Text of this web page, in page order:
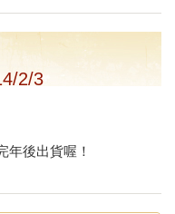
2/3
年後出貨喔！